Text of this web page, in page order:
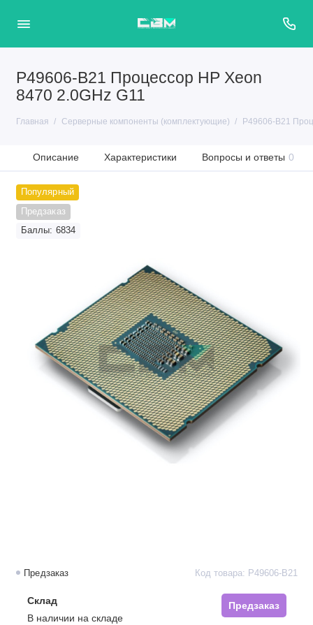
P49606-B21 Процессор HP Xeon
8470 2.0GHz G11
Главная Серверные компоненты (комплектующие) P49606-B21
Описание Характеристики Вопросы и ответы 0
Популярный
Предзаказ
Баллы: 6834
Предзаказ Код товара: P49606-B21
Склад
Предзаказ
В наличии на складе